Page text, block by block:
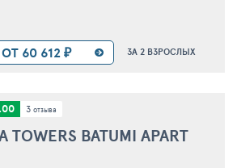
ОТ 60 612 ₽ ЗА 2 ВЗРОСЛЫХ
3 отзыва
TOWERS BATUMI APART